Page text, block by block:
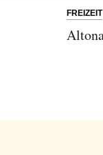
FREIZEIT
Orte,